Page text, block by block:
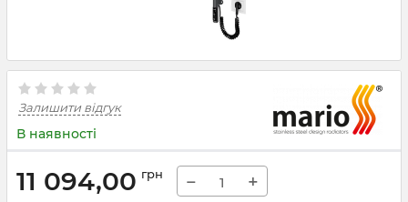
Залишити відгук
В наявності
11 094,00 грн − +